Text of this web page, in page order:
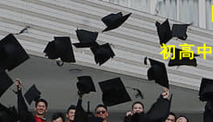
初高